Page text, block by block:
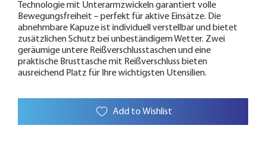
Technologie mit Unterarmzwickeln garantiert volle
Bewegungsfreiheit – perfekt für aktive Einsätze. Die
abnehmbare Kapuze ist individuell verstellbar und bietet
zusätzlichen Schutz bei unbeständigem Wetter. Zwei
geräumige untere Reißverschlusstaschen und eine
praktische Brusttasche mit Reißverschluss bieten
ausreichend Platz für Ihre wichtigsten Utensilien.
Add to Wishlist